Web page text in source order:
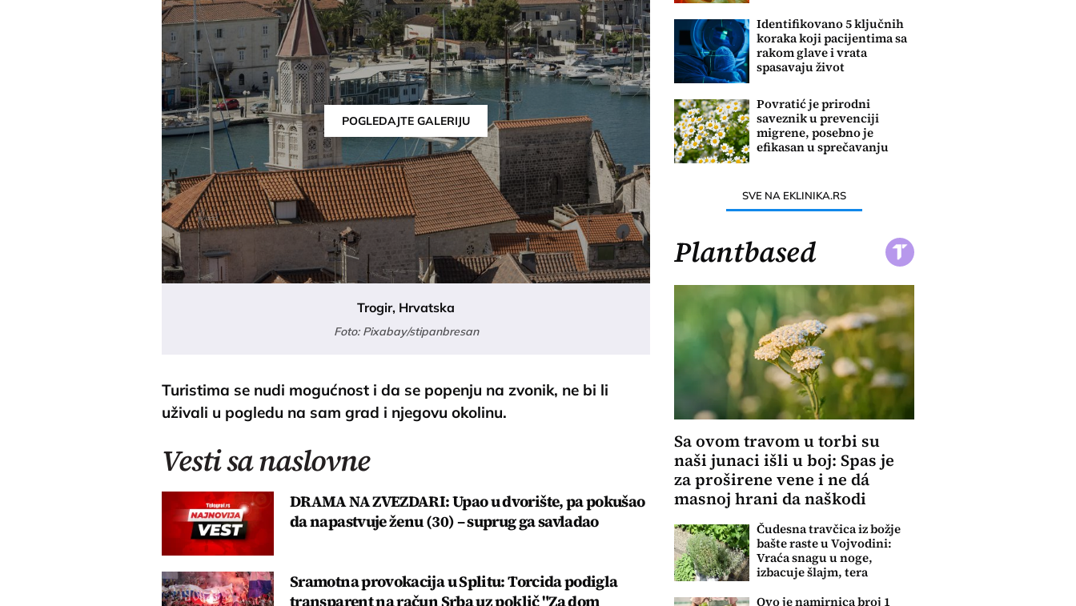
POGLEDAJTE GALERIJU
Trogir, Hrvatska
Foto: Pixabay/stipanbresan
Turistima se nudi mogućnost i da se popenju na zvonik, ne bi li
uživali u pogledu na sam grad i njegovu okolinu.
Vesti sa naslovne
DRAMA NA ZVEZDARI: Upao u dvorište, pa pokušao
da napastvuje ženu (30) – suprug ga savladao
Sramotna provokacija u Splitu: Torcida podigla
transparent na račun Srba uz poklič "Za dom
Identifikovano 5 ključnih
koraka koji pacijentima sa
rakom glave i vrata
spasavaju život
Povratić je prirodni
saveznik u prevenciji
migrene, posebno je
efikasan u sprečavanju
SVE NA EKLINIKA.RS
Plantbased
Sa ovom travom u torbi su
naši junaci išli u boj: Spas je
za proširene vene i ne dá
masnoj hrani da naškodi
Čudesna travčica iz božje
bašte raste u Vojvodini:
Vraća snagu u noge,
izbacuje šlajm, tera
Ovo je namirnica broj 1